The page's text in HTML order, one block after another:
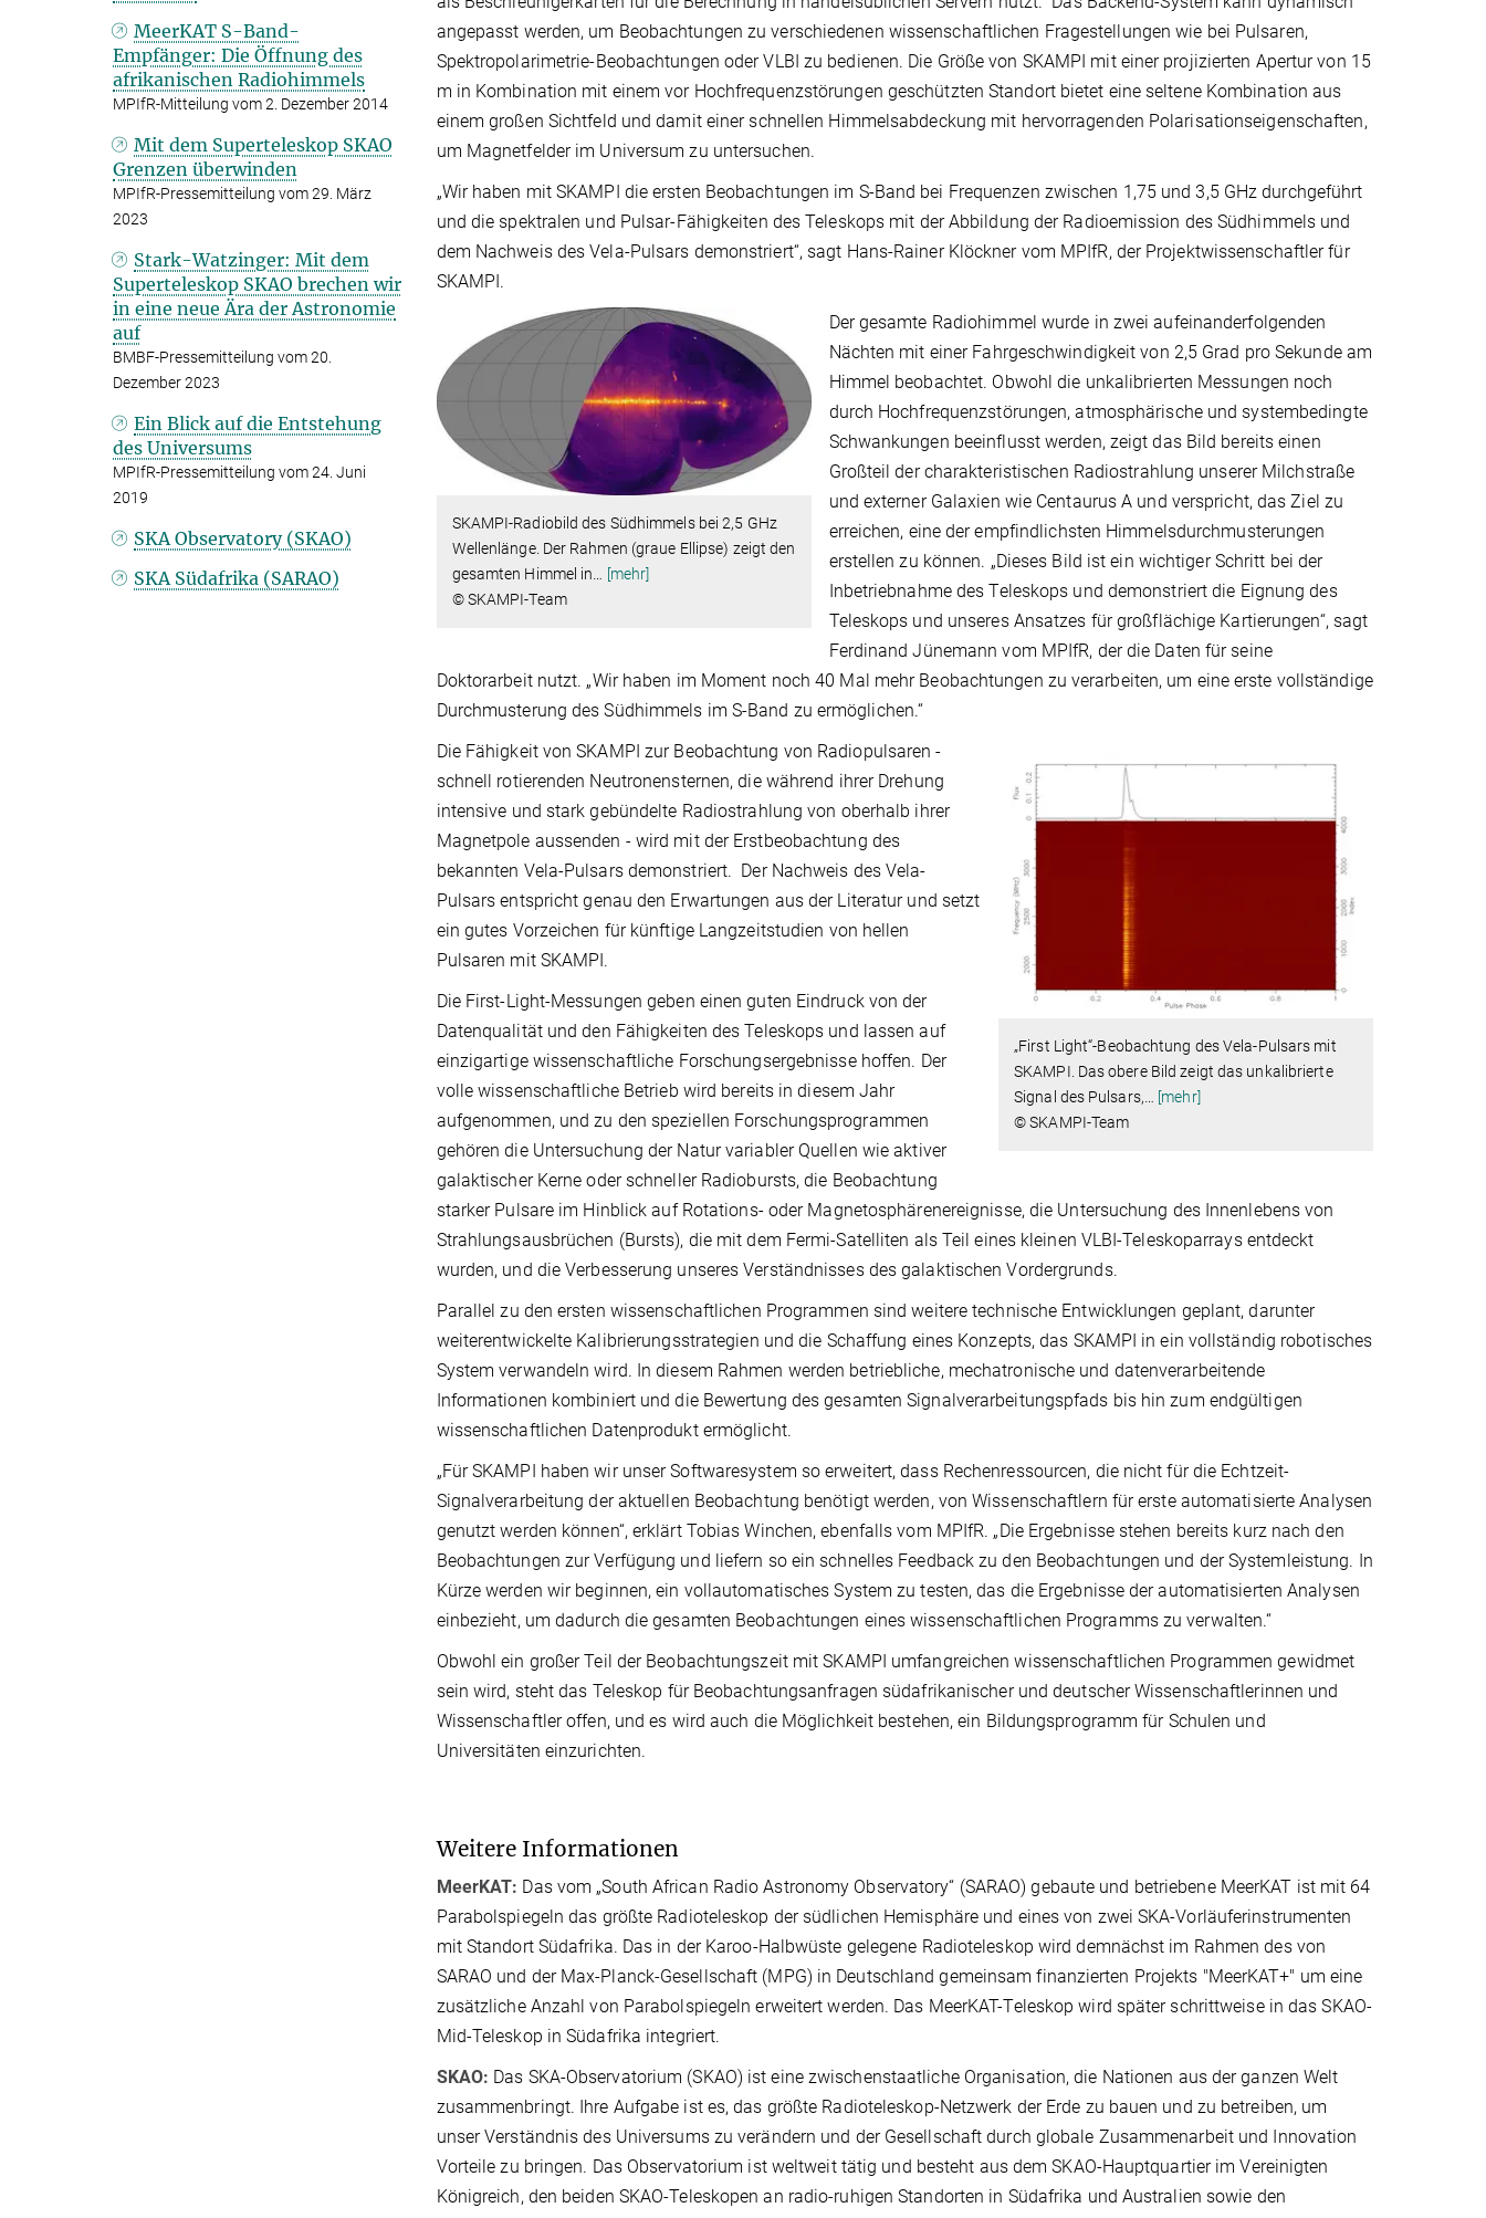
angepasst werden, um Beobachtungen zu verschiedenen wissenschaftlichen Fragestellungen wie bei Pulsaren,
Spektropolarimetrie-Beobachtungen oder VLBI zu bedienen. Die Größe von SKAMPI mit einer projizierten Apertur von 15
m in Kombination mit einem vor Hochfrequenzstörungen geschützten Standort bietet eine seltene Kombination aus
einem großen Sichtfeld und damit einer schnellen Himmelsabdeckung mit hervorragenden Polarisationseigenschaften,
um Magnetfelder im Universum zu untersuchen.
„Wir haben mit SKAMPI die ersten Beobachtungen im S-Band bei Frequenzen zwischen 1,75 und 3,5 GHz durchgeführt
und die spektralen und Pulsar-Fähigkeiten des Teleskops mit der Abbildung der Radioemission des Südhimmels und
dem Nachweis des Vela-Pulsars demonstriert“, sagt Hans-Rainer Klöckner vom MPIfR, der Projektwissenschaftler für
SKAMPI.
SKAMPI-Radiobild des Südhimmels bei 2,5 GHz
Wellenlänge. Der Rahmen (graue Ellipse) zeigt den
gesamten Himmel in
[mehr]
© SKAMPI-Team
Der gesamte Radiohimmel wurde in zwei aufeinanderfolgenden
Nächten mit einer Fahrgeschwindigkeit von 2,5 Grad pro Sekunde am
Himmel beobachtet. Obwohl die unkalibrierten Messungen noch
durch Hochfrequenzstörungen, atmosphärische und systembedingte
Schwankungen beeinflusst werden, zeigt das Bild bereits einen
Großteil der charakteristischen Radiostrahlung unserer Milchstraße
und externer Galaxien wie Centaurus A und verspricht, das Ziel zu
erreichen, eine der empfindlichsten Himmelsdurchmusterungen
erstellen zu können. „Dieses Bild ist ein wichtiger Schritt bei der
Inbetriebnahme des Teleskops und demonstriert die Eignung des
Teleskops und unseres Ansatzes für großflächige Kartierungen“, sagt
Ferdinand Jünemann vom MPIfR, der die Daten für seine
Doktorarbeit nutzt. „Wir haben im Moment noch 40 Mal mehr Beobachtungen zu verarbeiten, um eine erste vollständige
Durchmusterung des Südhimmels im S-Band zu ermöglichen.“
„First Light“-Beobachtung des Vela-Pulsars mit
SKAMPI. Das obere Bild zeigt das unkalibrierte
Signal des Pulsars,
[mehr]
© SKAMPI-Team
Die Fähigkeit von SKAMPI zur Beobachtung von Radiopulsaren -
schnell rotierenden Neutronensternen, die während ihrer Drehung
intensive und stark gebündelte Radiostrahlung von oberhalb ihrer
Magnetpole aussenden - wird mit der Erstbeobachtung des
bekannten Vela-Pulsars demonstriert. Der Nachweis des Vela-
Pulsars entspricht genau den Erwartungen aus der Literatur und setzt
ein gutes Vorzeichen für künftige Langzeitstudien von hellen
Pulsaren mit SKAMPI.
Die First-Light-Messungen geben einen guten Eindruck von der
Datenqualität und den Fähigkeiten des Teleskops und lassen auf
einzigartige wissenschaftliche Forschungsergebnisse hoffen. Der
volle wissenschaftliche Betrieb wird bereits in diesem Jahr
aufgenommen, und zu den speziellen Forschungsprogrammen
gehören die Untersuchung der Natur variabler Quellen wie aktiver
galaktischer Kerne oder schneller Radiobursts, die Beobachtung
starker Pulsare im Hinblick auf Rotations- oder Magnetosphärenereignisse, die Untersuchung des Innenlebens von
Strahlungsausbrüchen (Bursts), die mit dem Fermi-Satelliten als Teil eines kleinen VLBI-Teleskoparrays entdeckt
wurden, und die Verbesserung unseres Verständnisses des galaktischen Vordergrunds.
Parallel zu den ersten wissenschaftlichen Programmen sind weitere technische Entwicklungen geplant, darunter
weiterentwickelte Kalibrierungsstrategien und die Schaffung eines Konzepts, das SKAMPI in ein vollständig robotisches
System verwandeln wird. In diesem Rahmen werden betriebliche, mechatronische und datenverarbeitende
Informationen kombiniert und die Bewertung des gesamten Signalverarbeitungspfads bis hin zum endgültigen
wissenschaftlichen Datenprodukt ermöglicht.
„Für SKAMPI haben wir unser Softwaresystem so erweitert, dass Rechenressourcen, die nicht für die Echtzeit-
Signalverarbeitung der aktuellen Beobachtung benötigt werden, von Wissenschaftlern für erste automatisierte Analysen
genutzt werden können“, erklärt Tobias Winchen, ebenfalls vom MPIfR. „Die Ergebnisse stehen bereits kurz nach den
Beobachtungen zur Verfügung und liefern so ein schnelles Feedback zu den Beobachtungen und der Systemleistung. In
Kürze werden wir beginnen, ein vollautomatisches System zu testen, das die Ergebnisse der automatisierten Analysen
einbezieht, um dadurch die gesamten Beobachtungen eines wissenschaftlichen Programms zu verwalten.“
Obwohl ein großer Teil der Beobachtungszeit mit SKAMPI umfangreichen wissenschaftlichen Programmen gewidmet
sein wird, steht das Teleskop für Beobachtungsanfragen südafrikanischer und deutscher Wissenschaftlerinnen und
Wissenschaftler offen, und es wird auch die Möglichkeit bestehen, ein Bildungsprogramm für Schulen und
Universitäten einzurichten.
Weitere Informationen
MeerKAT: Das vom „South African Radio Astronomy Observatory“ (SARAO) gebaute und betriebene MeerKAT ist mit 64
Parabolspiegeln das größte Radioteleskop der südlichen Hemisphäre und eines von zwei SKA-Vorläuferinstrumenten
mit Standort Südafrika. Das in der Karoo-Halbwüste gelegene Radioteleskop wird demnächst im Rahmen des von
SARAO und der Max-Planck-Gesellschaft (MPG) in Deutschland gemeinsam finanzierten Projekts "MeerKAT+" um eine
zusätzliche Anzahl von Parabolspiegeln erweitert werden. Das MeerKAT-Teleskop wird später schrittweise in das SKAO-
Mid-Teleskop in Südafrika integriert.
SKAO: Das SKA-Observatorium (SKAO) ist eine zwischenstaatliche Organisation, die Nationen aus der ganzen Welt
zusammenbringt. Ihre Aufgabe ist es, das größte Radioteleskop-Netzwerk der Erde zu bauen und zu betreiben, um
unser Verständnis des Universums zu verändern und der Gesellschaft durch globale Zusammenarbeit und Innovation
Vorteile zu bringen. Das Observatorium ist weltweit tätig und besteht aus dem SKAO-Hauptquartier im Vereinigten
Königreich, den beiden SKAO-Teleskopen an radio-ruhigen Standorten in Südafrika und Australien sowie den
MeerKAT S-Band-
Empfänger: Die Öffnung des
afrikanischen Radiohimmels
MPIfR-Mitteilung vom 2. Dezember 2014
Mit dem Superteleskop SKAO
Grenzen überwinden
MPIfR-Pressemitteilung vom 29. März
2023
Stark-Watzinger: Mit dem
Superteleskop SKAO brechen wir
in eine neue Ära der Astronomie
auf
BMBF-Pressemitteilung vom 20.
Dezember 2023
Ein Blick auf die Entstehung
des Universums
MPIfR-Pressemitteilung vom 24. Juni
2019
SKA Observatory (SKAO)
SKA Südafrika (SARAO)